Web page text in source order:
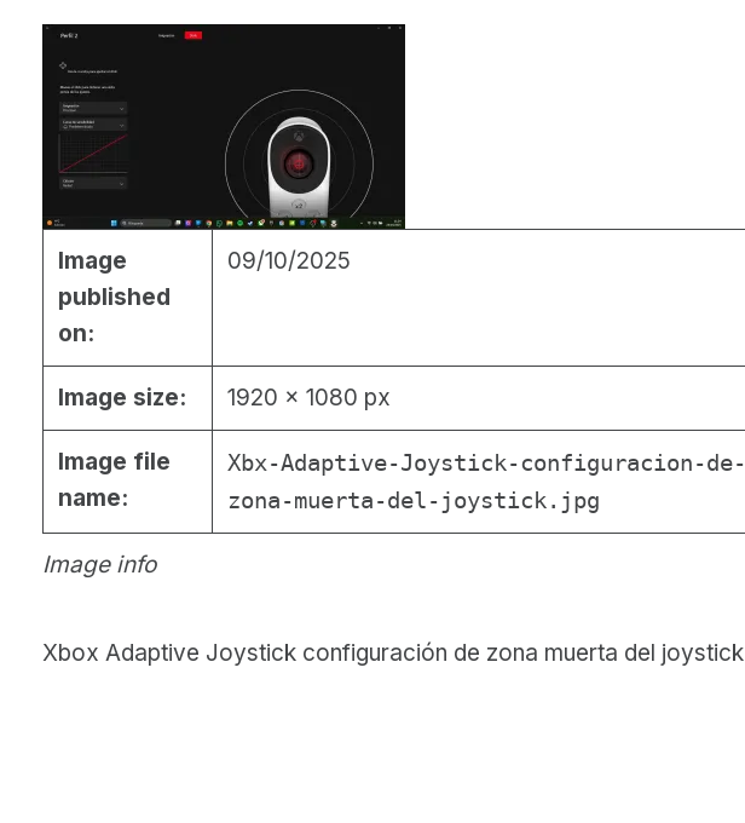
Image info
Image
published
on:
09/10/2025
Image size: 1920 × 1080 px
Image file
name:
Xbx-Adaptive-Joystick-configuracion-de-
zona-muerta-del-joystick.jpg
Xbox Adaptive Joystick configuración de zona muerta del joystick